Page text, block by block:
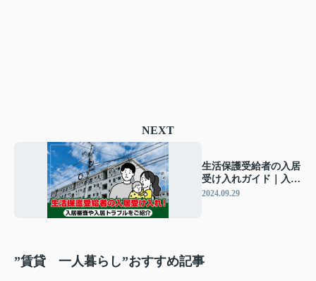
NEXT
生活保護受給者の入居
受け入れガイド｜入居
審査・トラブル回避法
2024.09.29
”賃貸 一人暮らし”おすすめ記事